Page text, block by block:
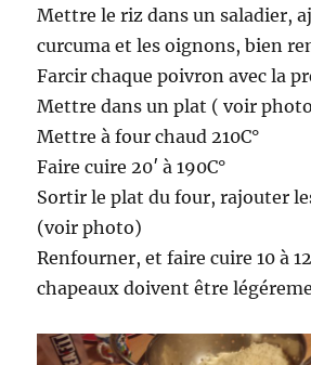
Mettre le riz dans un saladier,
curcuma et les oignons, bien
Farcir chaque poivron avec la
Mettre dans un plat ( voir
Mettre à four chaud 210C°
Faire cuire 20′ à 190C°
Sortir le plat du four, rajouter
(voir photo)
Renfourner, et faire cuire 10 à
chapeaux doivent être